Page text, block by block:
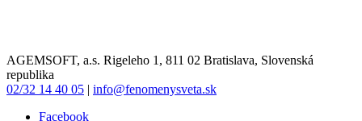
AGEMSOFT, a.s. Rigeleho 1, 811 02 Bratislava, Slovenská
republika
02/32 14 40 05 | info@fenomenysveta.sk
Facebook